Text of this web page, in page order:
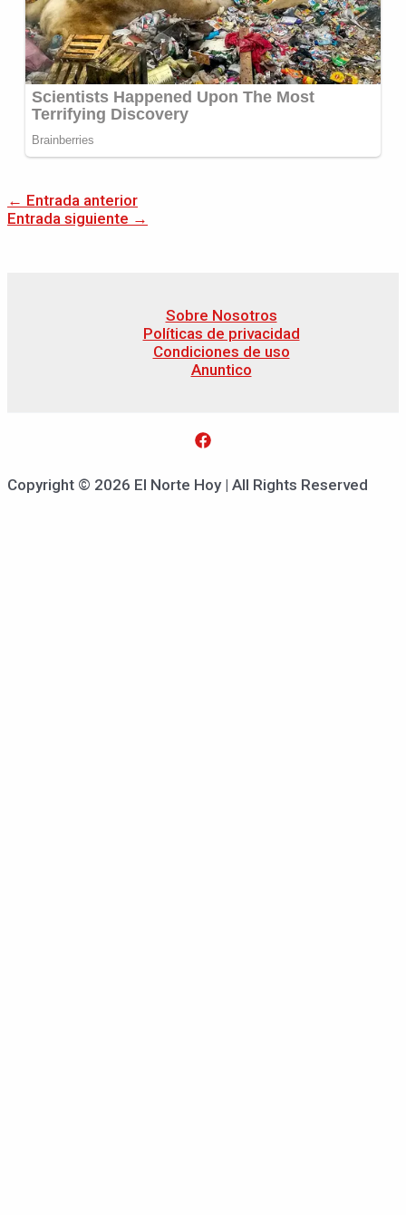
← Entrada anterior
Entrada siguiente →
Sobre Nosotros
Políticas de privacidad
Condiciones de uso
Anuntico
Copyright © 2026 El Norte Hoy | All Rights Reserved